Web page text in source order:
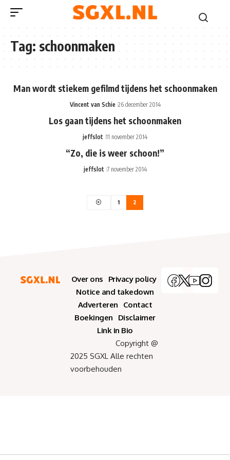
Tag: schoonmaken
Man wordt stiekem gefilmd tijdens het schoonmaken
Vincent van Schie 26 december 2014
Los gaan tijdens het schoonmaken
jeffslot 11 november 2014
“Zo, die is weer schoon!”
jeffslot 7 november 2014
1 2
Over ons
Privacy policy
Notice and takedown
Adverteren
Contact
Boekingen
Disclaimer
Link in Bio
Copyright @
2025 SGXL Alle rechten
voorbehouden